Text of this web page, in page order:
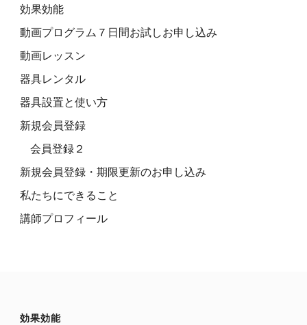
効果効能
動画プログラム７日間お試しお申し込み
動画レッスン
器具レンタル
器具設置と使い方
新規会員登録
会員登録２
新規会員登録・期限更新のお申し込み
私たちにできること
講師プロフィール
効果効能